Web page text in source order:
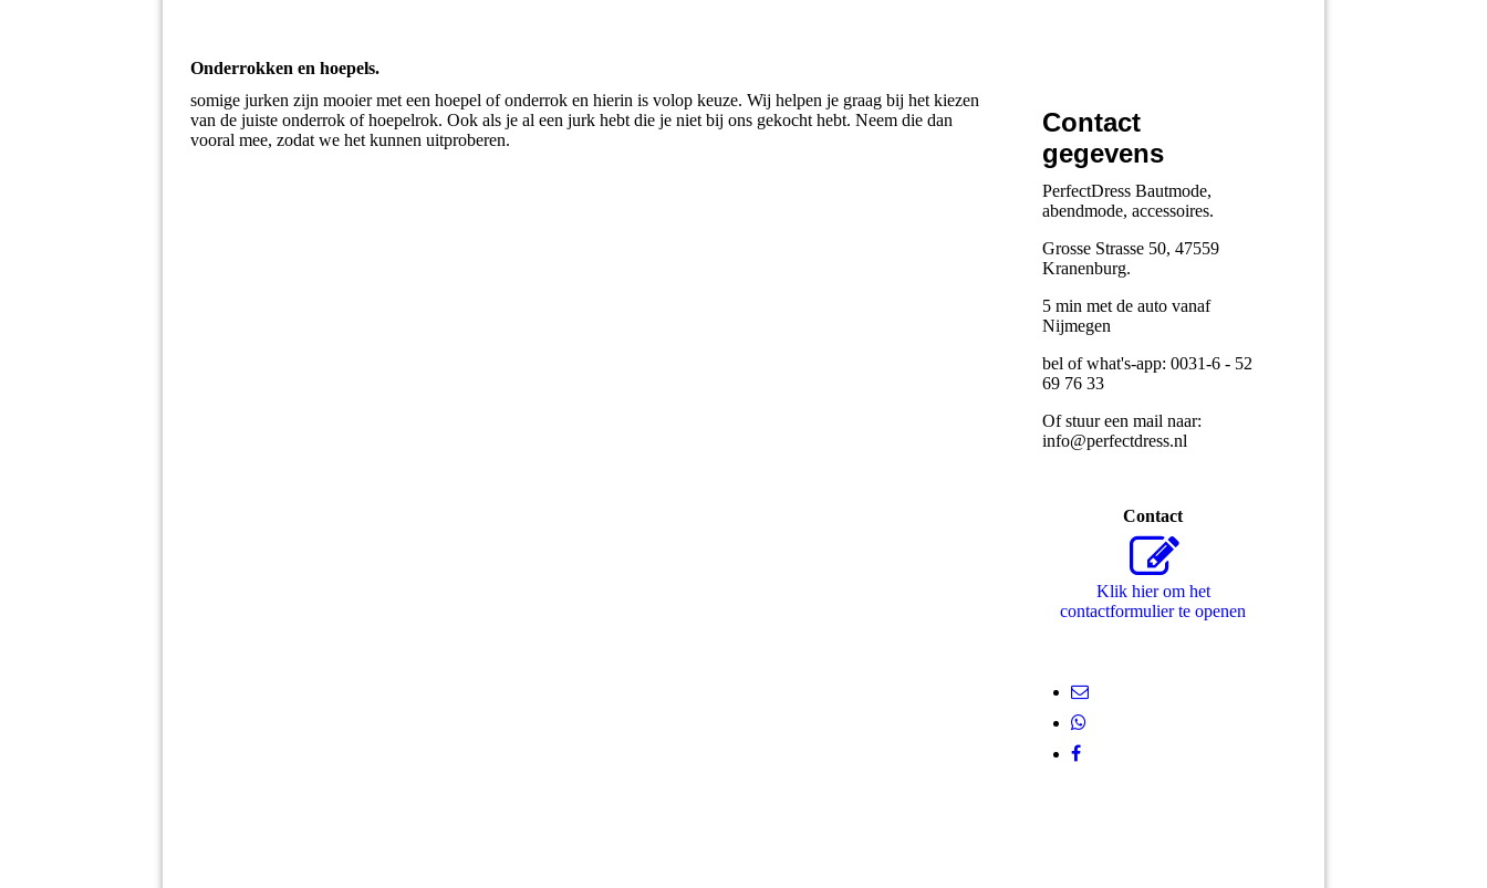
Onderrokken en hoepels.
somige jurken zijn mooier met een hoepel of onderrok en hierin is volop keuze. Wij helpen je graag bij het kiezen
van de juiste onderrok of hoepelrok. Ook als je al een jurk hebt die je niet bij ons gekocht hebt. Neem die dan
vooral mee, zodat we het kunnen uitproberen.
Contact
gegevens
PerfectDress Bautmode,
abendmode, accessoires.
Grosse Strasse 50, 47559
Kranenburg.
5 min met de auto vanaf
Nijmegen
bel of what's-app: 0031-6 - 52
69 76 33
Of stuur een mail naar:
info@perfectdress.nl
Contact
Klik hier om het
contactformulier te openen